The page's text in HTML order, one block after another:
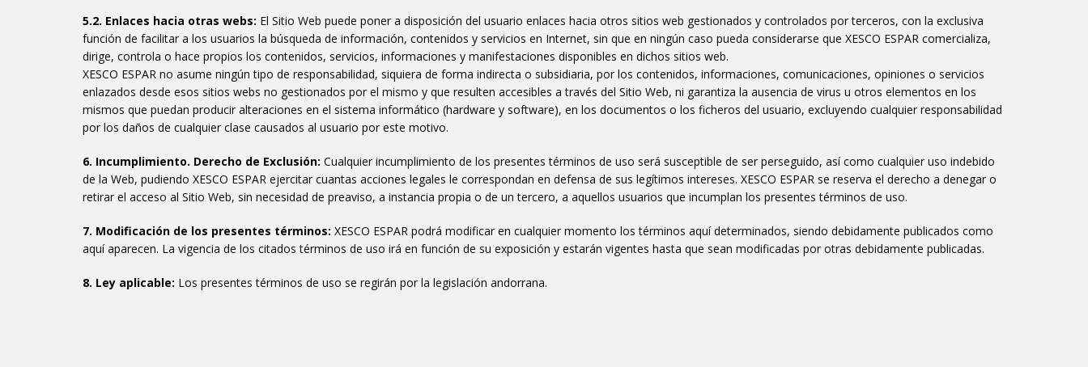
5.2. Enlaces hacia otras webs: El Sitio Web puede poner a disposición del usuario enlaces hacia otros sitios web gestionados y controlados por terceros, con la exclusiva
función de facilitar a los usuarios la búsqueda de información, contenidos y servicios en Internet, sin que en ningún caso pueda considerarse que XESCO ESPAR comercializa,
dirige, controla o hace propios los contenidos, servicios, informaciones y manifestaciones disponibles en dichos sitios web.
XESCO ESPAR no asume ningún tipo de responsabilidad, siquiera de forma indirecta o subsidiaria, por los contenidos, informaciones, comunicaciones, opiniones o servicios
enlazados desde esos sitios webs no gestionados por el mismo y que resulten accesibles a través del Sitio Web, ni garantiza la ausencia de virus u otros elementos en los
mismos que puedan producir alteraciones en el sistema informático (hardware y software), en los documentos o los ficheros del usuario, excluyendo cualquier responsabilidad
por los daños de cualquier clase causados al usuario por este motivo.
6. Incumplimiento. Derecho de Exclusión: Cualquier incumplimiento de los presentes términos de uso será susceptible de ser perseguido, así como cualquier uso indebido
de la Web, pudiendo XESCO ESPAR ejercitar cuantas acciones legales le correspondan en defensa de sus legítimos intereses. XESCO ESPAR se reserva el derecho a denegar o
retirar el acceso al Sitio Web, sin necesidad de preaviso, a instancia propia o de un tercero, a aquellos usuarios que incumplan los presentes términos de uso.
7. Modificación de los presentes términos: XESCO ESPAR podrá modificar en cualquier momento los términos aquí determinados, siendo debidamente publicados como
aquí aparecen. La vigencia de los citados términos de uso irá en función de su exposición y estarán vigentes hasta que sean modificadas por otras debidamente publicadas.
8. Ley aplicable: Los presentes términos de uso se regirán por la legislación andorrana.